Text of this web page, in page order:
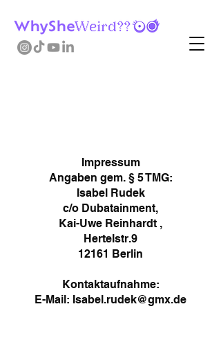
Impressum
Angaben gem. § 5 TMG:
Isabel Rudek
c/o Dubatainment,
Kai-Uwe Reinhardt ,
Hertelstr.9
12161 Berlin
Kontaktaufnahme:
E-Mail: Isabel.rudek@gmx.de